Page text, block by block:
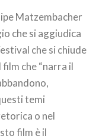
Matzembacher
che si aggiudica
che si chiude
che “narra il
temi
o nel
film è il